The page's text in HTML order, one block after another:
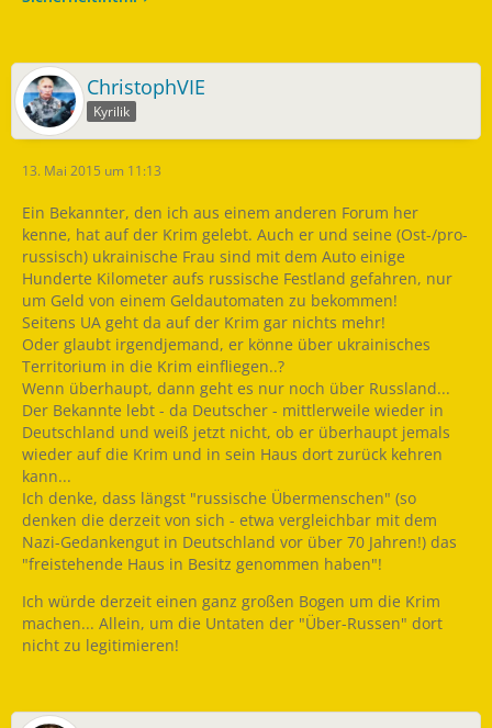
ChristophVIE
Kyrilik
13. Mai 2015 um 11:13
Ein Bekannter, den ich aus einem anderen Forum her
kenne, hat auf der Krim gelebt. Auch er und seine (Ost-/pro-
russisch) ukrainische Frau sind mit dem Auto einige
Hunderte Kilometer aufs russische Festland gefahren, nur
um Geld von einem Geldautomaten zu bekommen!
Seitens UA geht da auf der Krim gar nichts mehr!
Oder glaubt irgendjemand, er könne über ukrainisches
Territorium in die Krim einfliegen..?
Wenn überhaupt, dann geht es nur noch über Russland...
Der Bekannte lebt - da Deutscher - mittlerweile wieder in
Deutschland und weiß jetzt nicht, ob er überhaupt jemals
wieder auf die Krim und in sein Haus dort zurück kehren
kann...
Ich denke, dass längst "russische Übermenschen" (so
denken die derzeit von sich - etwa vergleichbar mit dem
Nazi-Gedankengut in Deutschland vor über 70 Jahren!) das
"freistehende Haus in Besitz genommen haben"!
Ich würde derzeit einen ganz großen Bogen um die Krim
machen... Allein, um die Untaten der "Über-Russen" dort
nicht zu legitimieren!